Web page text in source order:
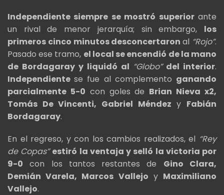
Independiente siempre se mostró superiorante
un rival de menor jerarquía; sin embargo, los
primeros cinco minutos desconcertaronal “Rojo”.
Pasado ese tramo, el local se encendió de la mano
de Bordagaray y liquidó al “Globo”del interior.
Independientese fue al complemento ganando
parcialmente 5-0 con goles de Brian Nieva x2,
Tomás De Vincenti, Gabriel Méndez y Fabián
Bordagaray.
En el regreso, y con los cambios realizados, el “Rey
de Copas” estiró la ventaja y selló la victoria por
9-0 con los tantos restantes de Gino Clara,
Demián Varela, Marcos Vallejo y Maximiliano
Vallejo.